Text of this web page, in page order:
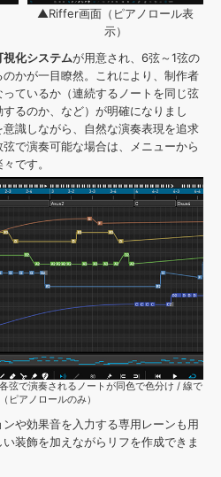
▲Riffer画面（ピアノロール表
示）
視化システムが用意され、6弦～1弦の
かが一目瞭然。これにより、制作者
ているか（連続するノートを同じ弦
るのか、など）が明確になりまし
識しながら、自然な演奏表現を追求
で演奏可能な場合は、メニューから
です。
弦で演奏されるノートが同色で色分け / 線で
ピアノロールのみ）
や効果音を入力する専用レーンも用
装飾を加えながらリフを作成できま